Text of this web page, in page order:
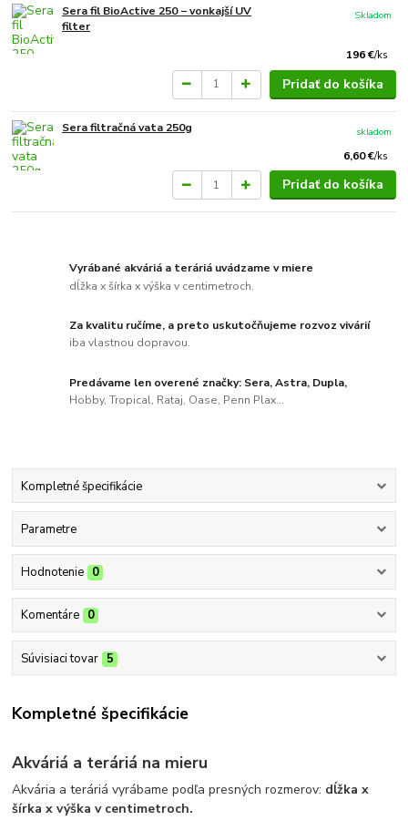
Sera fil BioActive 250 − vonkajší UV
filter
196 €/ks
Skladom
Pridať do košíka
Sera filtračná vata 250g
6,60 €/ks
skladom
Pridať do košíka
Vyrábané akváriá a teráriá uvádzame v miere
dĺžka x šírka x výška v centimetroch.
Za kvalitu ručíme, a preto uskutočňujeme rozvoz vivárií
iba vlastnou dopravou.
Predávame len overené značky: Sera, Astra, Dupla,
Hobby, Tropical, Rataj, Oase, Penn Plax...
Kompletné špecifikácie
Parametre
Hodnotenie 0
Komentáre 0
Súvisiaci tovar 5
Kompletné špecifikácie
Akváriá a teráriá na mieru
Akvária a teráriá vyrábame podľa presných rozmerov: dĺžka x
šírka x výška v centimetroch.